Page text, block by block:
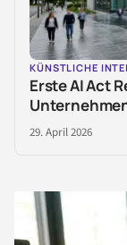
KÜNSTLICHE
Erste AI Act
29. April 2026